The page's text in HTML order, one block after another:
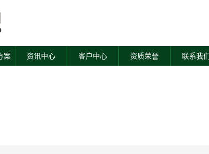
案 资讯中心 客户中心 资质荣誉 联系我们